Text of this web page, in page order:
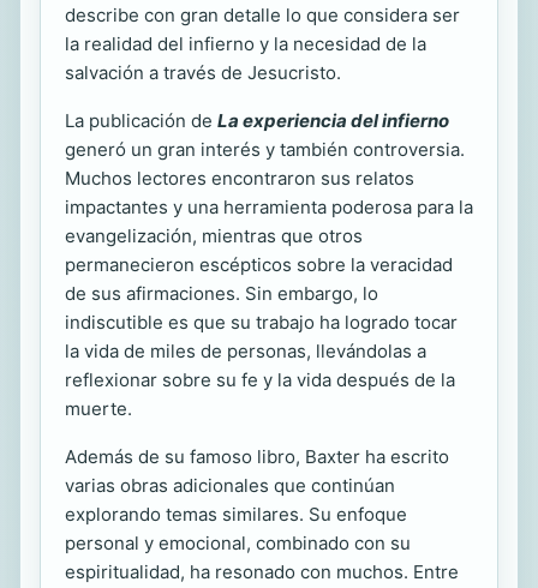
describe con gran detalle lo que considera ser
la realidad del infierno y la necesidad de la
salvación a través de Jesucristo.
La publicación de La experiencia del infierno
generó un gran interés y también controversia.
Muchos lectores encontraron sus relatos
impactantes y una herramienta poderosa para la
evangelización, mientras que otros
permanecieron escépticos sobre la veracidad
de sus afirmaciones. Sin embargo, lo
indiscutible es que su trabajo ha logrado tocar
la vida de miles de personas, llevándolas a
reflexionar sobre su fe y la vida después de la
muerte.
Además de su famoso libro, Baxter ha escrito
varias obras adicionales que continúan
explorando temas similares. Su enfoque
personal y emocional, combinado con su
espiritualidad, ha resonado con muchos. Entre